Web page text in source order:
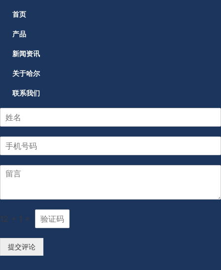
首页
产品
新闻资讯
关于哈尔
联系我们
12 + 1 =
提交评论